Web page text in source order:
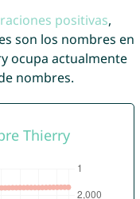
positivas,
son los nombres en
ocupa actualmente
nombres.